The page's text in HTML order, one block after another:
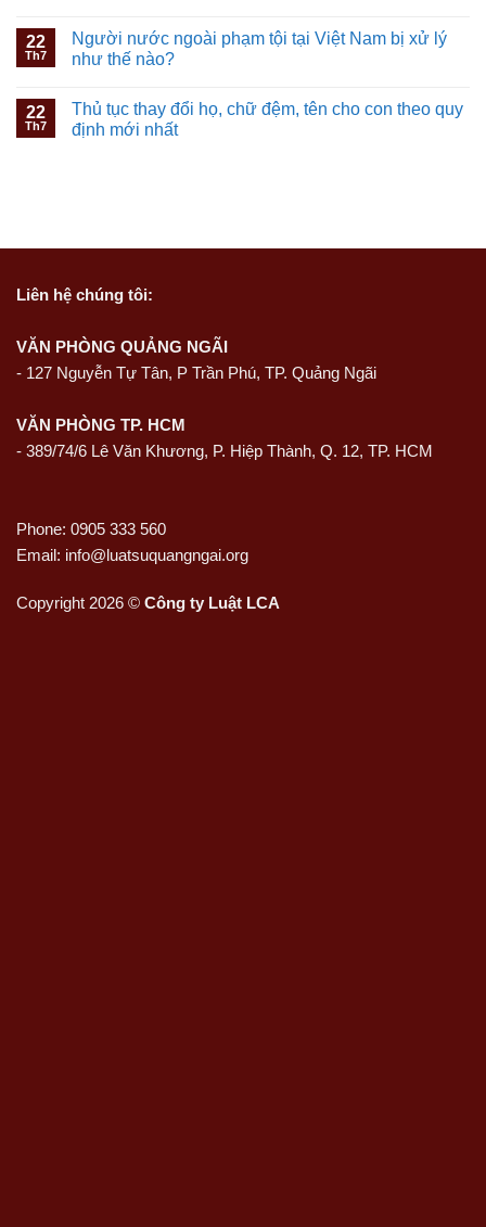
22
Th7
Người nước ngoài phạm tội tại Việt Nam bị xử lý
như thế nào?
22
Th7
Thủ tục thay đổi họ, chữ đệm, tên cho con theo quy
định mới nhất
Liên hệ chúng tôi:
VĂN PHÒNG QUẢNG NGÃI
- 127 Nguyễn Tự Tân, P Trần Phú, TP. Quảng Ngãi
VĂN PHÒNG TP. HCM
- 389/74/6 Lê Văn Khương, P. Hiệp Thành, Q. 12, TP. HCM
Phone: 0905 333 560
Email: info@luatsuquangngai.org
Copyright 2026 © Công ty Luật LCA